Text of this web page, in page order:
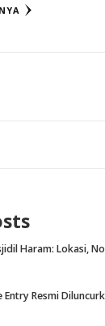
Haram: Lokasi,
Resmi